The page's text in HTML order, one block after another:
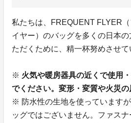
私たちは、FREQUENT FLYER
イヤー）のバッグを多くの日本
ただくために、精一杯努めさせて
※ 火気や暖房器具の近くで使用
でください。変形・変質や火災の
※ 防水性の生地を使っています
ッグではございません。ファス